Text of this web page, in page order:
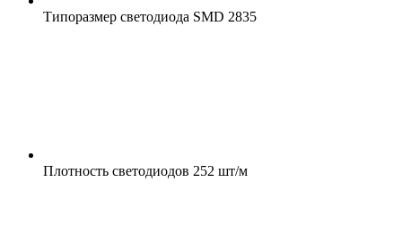
Типоразмер светодиода SMD 2835
Плотность светодиодов 252 шт/м